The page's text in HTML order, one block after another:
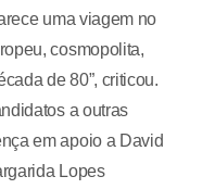
uma viagem no
cosmopolita,
de 80”, criticou.
a outras
em apoio a David
Lopes